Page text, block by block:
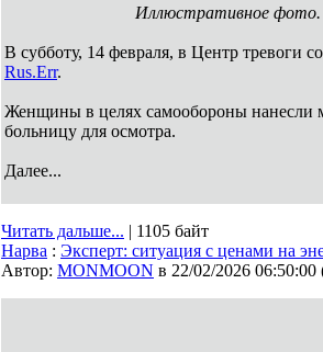
Иллюстративное фото.
В субботу, 14 февраля, в Центр тревоги
Rus.Err.
Женщины в целях самообороны нанесли
больницу для осмотра.
Далее...
Читать дальше... | 1105 байт
Нарва : Эксперт: ситуация с ценами на
Автор: MONMOON в 22/02/2026 06:50:00